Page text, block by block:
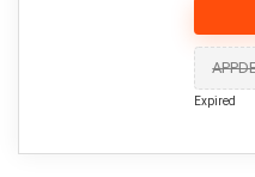
Expired